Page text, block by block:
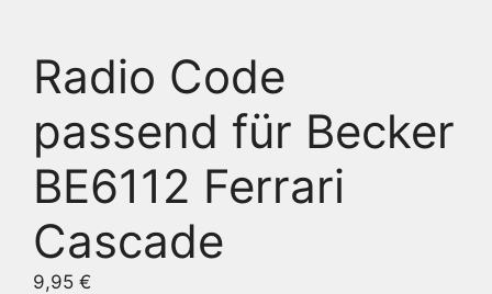
Radio Code
passend für Becker
BE6112 Ferrari
Cascade
9,95 €